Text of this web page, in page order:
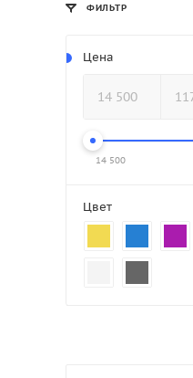
ФИЛЬТР
Цена
14 500
Цвет